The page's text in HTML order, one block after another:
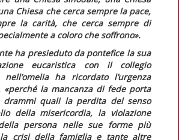
Chiesa che cerca sempre la pace,
la carità, che cerca sempre di
a coloro che soffrono».
ha presieduto da pontefice la sua
eucaristica con il collegio
ha ricordato l’urgenza
«perché la mancanza di fede porta
drammi quali la perdita del senso
della misericordia, la violazione
persona nelle sue forme più
la crisi della famiglia e tante altre